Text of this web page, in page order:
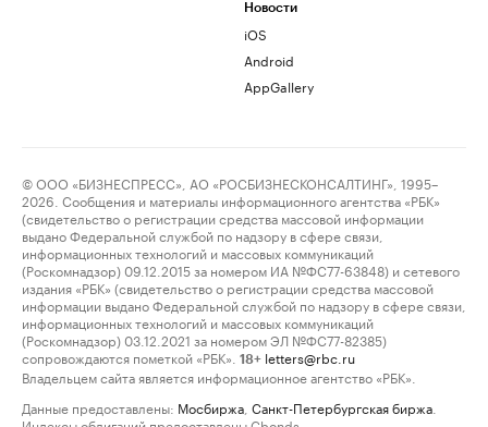
Новости
iOS
Android
AppGallery
© ООО «БИЗНЕСПРЕСС», АО «РОСБИЗНЕСКОНСАЛТИНГ», 1995–
2026. Сообщения и материалы информационного агентства «РБК»
(свидетельство о регистрации средства массовой информации
выдано Федеральной службой по надзору в сфере связи,
информационных технологий и массовых коммуникаций
(Роскомнадзор) 09.12.2015 за номером ИА №ФС77-63848) и сетевого
издания «РБК» (свидетельство о регистрации средства массовой
информации выдано Федеральной службой по надзору в сфере связи,
информационных технологий и массовых коммуникаций
(Роскомнадзор) 03.12.2021 за номером ЭЛ №ФС77-82385)
сопровождаются пометкой «РБК».
18+ letters@rbc.ru
Владельцем сайта является информационное агентство «РБК».
Данные предоставлены: Мосбиржа Санкт-Петербургская биржа